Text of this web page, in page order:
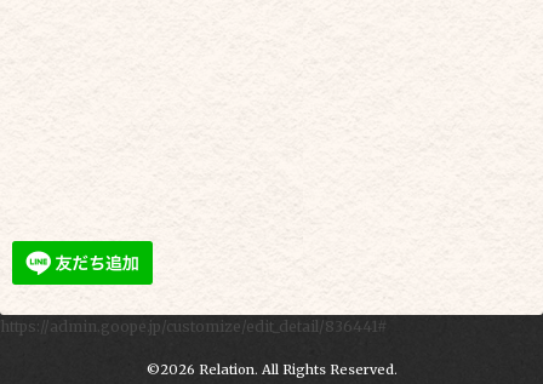
https://admin.goope.jp/customize/edit_detail/836441#
©2026 Relation. All Rights Reserved.